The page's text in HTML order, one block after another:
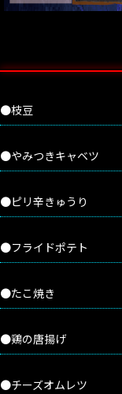
●枝豆
●やみつきキャベツ
●ピリ辛きゅうり
●フライドポテト
●たこ焼き
●鶏の唐揚げ
●チーズオムレツ